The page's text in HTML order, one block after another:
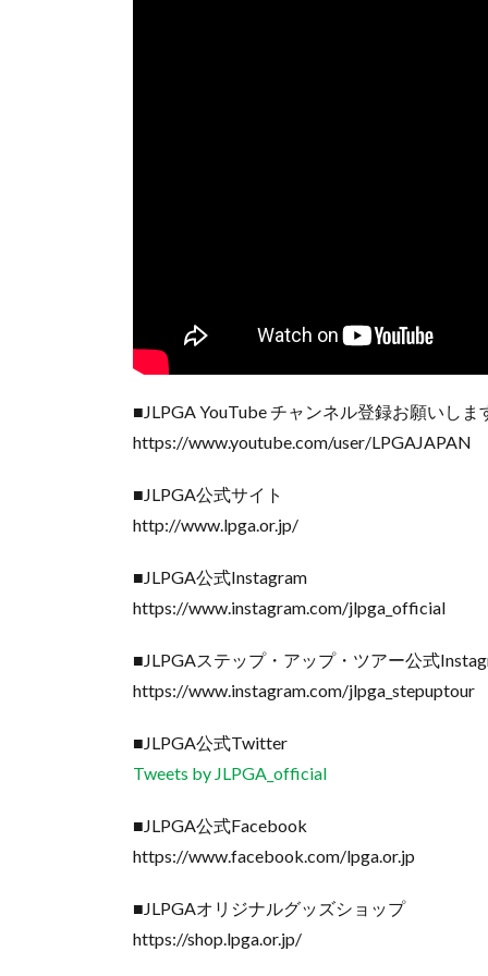
■JLPGA YouTube チャンネル登録お願いし
https://www.youtube.com/user/LPGAJAPAN
■JLPGA公式サイト
http://www.lpga.or.jp/
■JLPGA公式Instagram
https://www.instagram.com/jlpga_official
■JLPGAステップ・アップ・ツアー公式
https://www.instagram.com/jlpga_stepuptour
■JLPGA公式Twitter
Tweets by JLPGA_official
■JLPGA公式Facebook
https://www.facebook.com/lpga.or.jp
■JLPGAオリジナルグッズショップ
https://shop.lpga.or.jp/